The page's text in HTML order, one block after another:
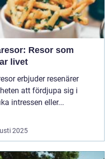
Resor som
livet
erbjuder resenärer
att fördjupa sig i
intressen eller...
2025